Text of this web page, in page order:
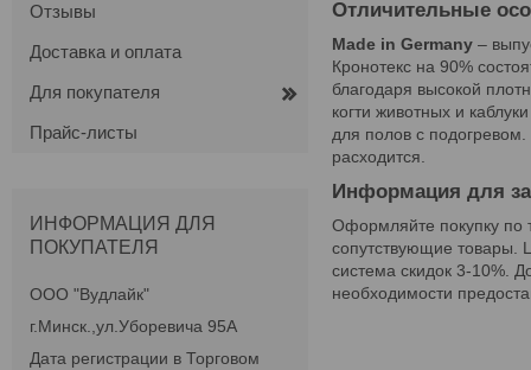
Отличительные
Made in Germany –
Кронотекс на 90%
благодаря высокой
когти животных и
для полов с подогревом.
расходится.
Информация для
Оформляйте покупку по
сопутствующие товары.
система скидок 3-10%.
необходимости
Отзывы
Доставка и оплата
Для покупателя
Прайс-листы
ИНФОРМАЦИЯ ДЛЯ
ПОКУПАТЕЛЯ
ООО "Вудлайк"
г.Минск.,ул.Уборевича 95А
Дата регистрации в Торговом